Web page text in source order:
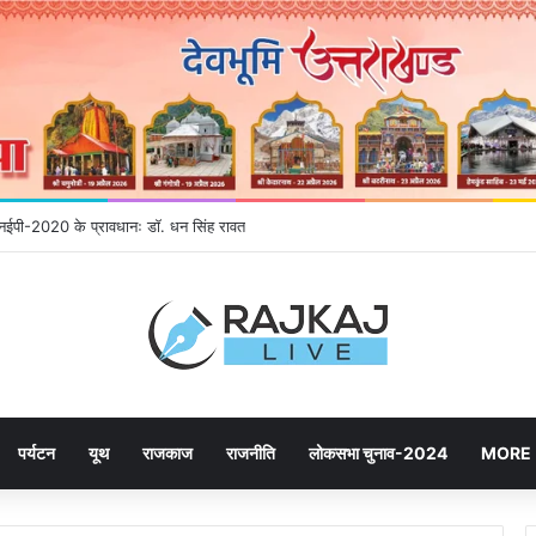
2020 के प्रावधानः डाॅ. धन सिंह रावत
पर्यटन यूथ राजकाज राजनीति लोकसभा चुनाव-2024 MORE